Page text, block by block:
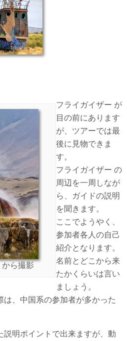
ら撮影
フライガイザー が
目の前にあります
が、ツアーでは最
後に見物できま
す。
フライガイザー の
周辺を一周しなが
ら、ガイドの説明
を聞きます。
ここでようやく、
参加者各人の自己
紹介となります。
名前とどこから来
たかくらいは言い
ましょう。
は、中国系の参加者が多かった
説明ポイントで出来ますが、動